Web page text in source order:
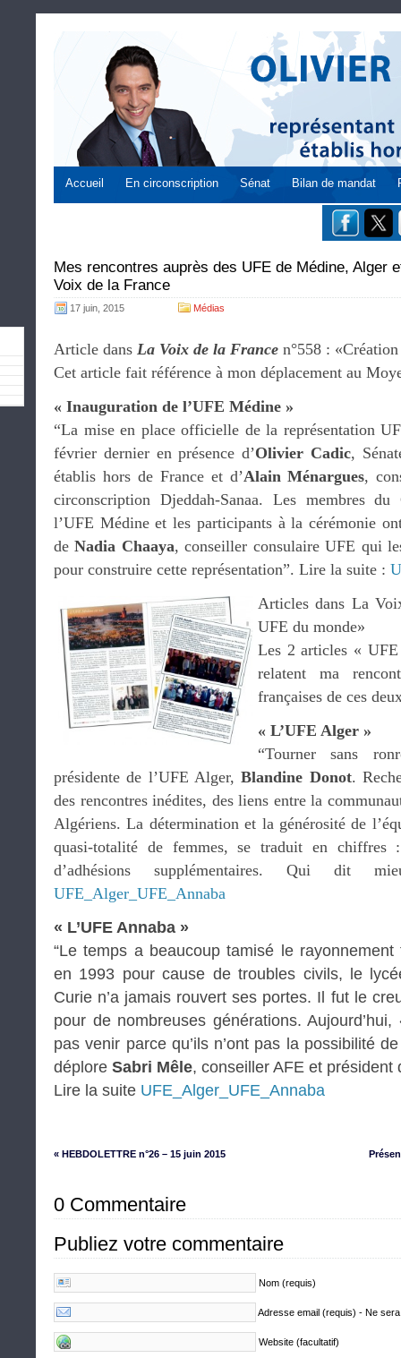
Accueil En circonscription Sénat Bilan de mandat
Mes rencontres auprès des UFE de Médine, Alger
Voix de la France
17 juin, 2015 Médias
Article dans La Voix de la France n°558 :
Cet article fait référence à mon déplacement au
« Inauguration de l’UFE Médine »
“La mise en place officielle de la représentation
février dernier en présence d’Olivier Cadic,
établis hors de France et d’Alain Ménargues,
circonscription Djeddah-Sanaa. Les membres du
l’UFE Médine et les participants à la cérémonie
deNadia Chaaya, conseiller consulaire UFE qui
pour construire cette représentation”. Lire la suite :
Articles dans La
UFE du monde»
Les 2 articles «
relatent ma
françaises de ces
« L’UFE Alger »
“Tourner sans
présidente de l’UFE Alger,Blandine Donot.
des rencontres inédites, des liens entre la
Algériens. La détermination et la générosité de
quasi-totalité de femmes, se traduit en
d’adhésions supplémentaires. Qui dit
UFE_Alger_UFE_Annaba
« L’UFE Annaba »
“Le temps a beaucoup tamisé le
en 1993 pour cause de troubles civils, le
Curie n’a jamais rouvert ses portes. Il fut le
pour de nombreuses générations.
pas venir parce qu’ils n’ont pas la possibilité
déplore Sabri Mêle, conseiller AFE et président
Lire la suite UFE_Alger_UFE_Annaba
« HEBDOLETTRE n°26 – 15 juin 2015
0 Commentaire
Publiez votre commentaire
Nom (requis)
Adresse email (requis) - Ne
Website (facultatif)